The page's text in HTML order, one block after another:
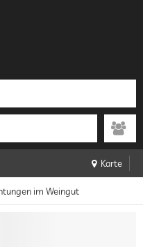
Karte
im Weingut